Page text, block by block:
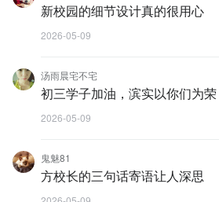
新校园的细节设计真的很用心
2026-05-09
汤雨晨宅不宅
初三学子加油，滨实以你们为荣
2026-05-09
鬼魅81
方校长的三句话寄语让人深思